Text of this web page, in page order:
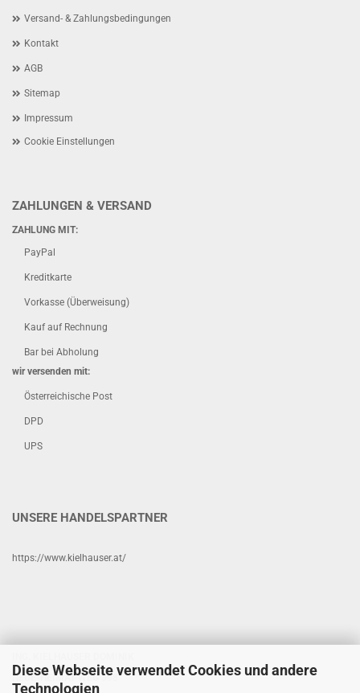
Diese Webseite verwendet Cookies und andere
Technologien
Versand- & Zahlungsbedingungen
Kontakt
AGB
Sitemap
Impressum
Cookie Einstellungen
ZAHLUNGEN & VERSAND
ZAHLUNG MIT:
PayPal
Kreditkarte
Vorkasse (Überweisung)
Kauf auf Rechnung
Bar bei Abholung
wir versenden mit:
Österreichische Post
DPD
UPS
UNSERE HANDELSPARTNER
https://www.kielhauser.at/
NEUE-HEIMAT-WEG 398